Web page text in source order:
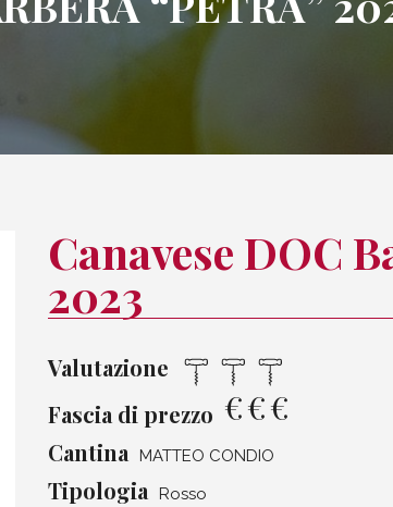
Canavese DOC
2023
Valutazione
Fascia di prezzo €€€
Cantina MATTEO CONDIO
Tipologia Rosso